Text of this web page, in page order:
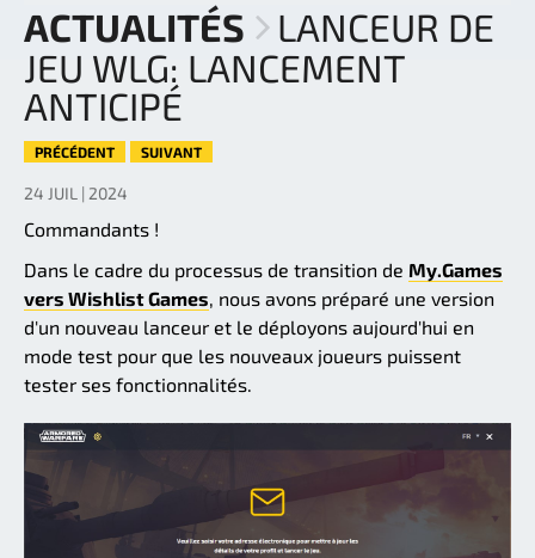
ACTUALITÉS
LANCEUR DE
JEU WLG: LANCEMENT
ANTICIPÉ
PRÉCÉDENT SUIVANT
24 JUIL | 2024
Commandants !
Dans le cadre du processus de transition de My.Games
vers Wishlist Games, nous avons préparé une version
d'un nouveau lanceur et le déployons aujourd'hui en
mode test pour que les nouveaux joueurs puissent
tester ses fonctionnalités.